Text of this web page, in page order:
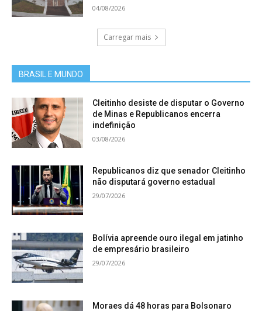
04/08/2026
Carregar mais
BRASIL E MUNDO
Cleitinho desiste de disputar o Governo
de Minas e Republicanos encerra
indefinição
03/08/2026
Republicanos diz que senador Cleitinho
não disputará governo estadual
29/07/2026
Bolívia apreende ouro ilegal em jatinho
de empresário brasileiro
29/07/2026
Moraes dá 48 horas para Bolsonaro